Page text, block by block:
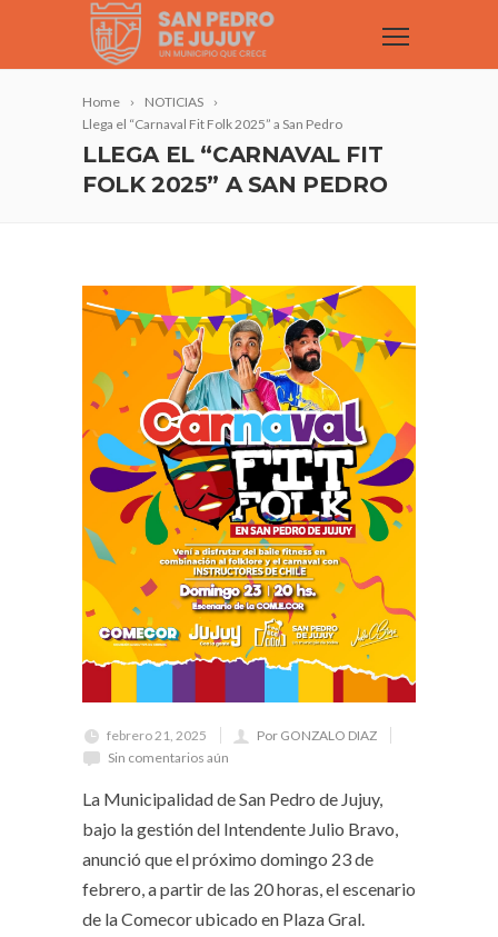
Home
NOTICIAS
Llega el “Carnaval Fit Folk 2025” a San Pedro
LLEGA EL “CARNAVAL FIT
FOLK 2025” A SAN PEDRO
febrero 21, 2025
Por GONZALO DIAZ
Sin comentarios aún
La Municipalidad de San Pedro de Jujuy,
bajo la gestión del Intendente Julio Bravo,
anunció que el próximo domingo 23 de
febrero, a partir de las 20 horas, el escenario
de la Comecor ubicado en Plaza Gral.